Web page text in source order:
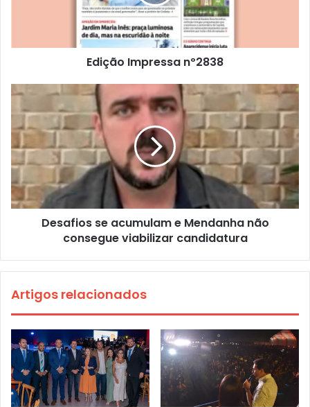
Edição Impressa nº2838
Desafios se acumulam e Mendanha não
consegue viabilizar candidatura
Artigos relacionados